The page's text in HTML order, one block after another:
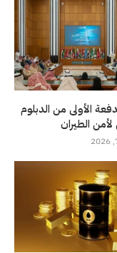
الأولى من الدبلوم
لأمن الطيران